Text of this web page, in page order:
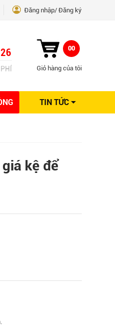
Đăng nhập Đăng ký
00
Giỏ hàng của tôi
TIN TỨC
kệ để